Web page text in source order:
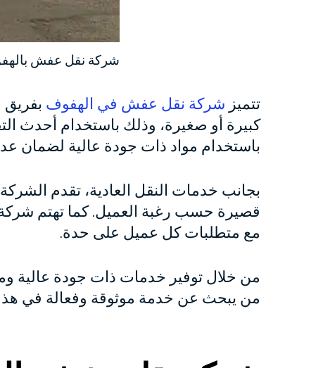
شركة نقل عفش
تتميز شركة نقل عفش في الهفوف
كبيرة أو صغيرة، وذلك باستخدام أحدث
باستخدام مواد ذات جودة عالية لضمان
بجانب خدمات النقل العادية، تقدم
قصيرة حسب رغبة العميل. كما تهتم
مع متطلبات كل عميل على حدة.
من خلال توفير خدمات ذات جودة عالية
من يبحث عن خدمة موثوقة وفعالة في